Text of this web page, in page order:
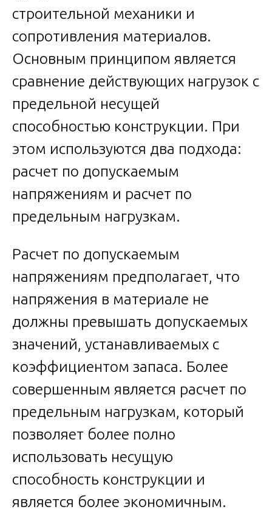
строительной механики и
сопротивления материалов.
Основным принципом является
сравнение действующих нагрузок с
предельной несущей
способностью конструкции. При
этом используются два подхода:
расчет по допускаемым
напряжениям и расчет по
предельным нагрузкам.
Расчет по допускаемым
напряжениям предполагает, что
напряжения в материале не
должны превышать допускаемых
значений, устанавливаемых с
коэффициентом запаса. Более
совершенным является расчет по
предельным нагрузкам, который
позволяет более полно
использовать несущую
способность конструкции и
является более экономичным.